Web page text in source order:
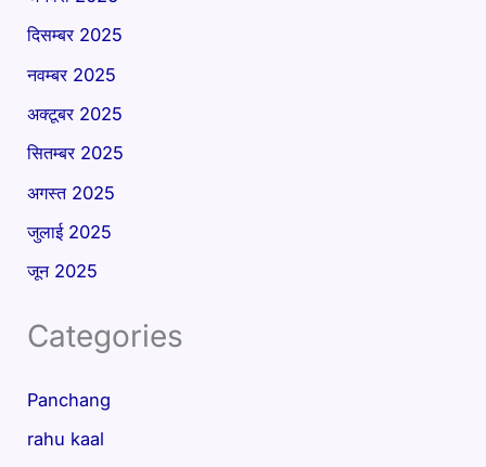
दिसम्बर 2025
नवम्बर 2025
अक्टूबर 2025
सितम्बर 2025
अगस्त 2025
जुलाई 2025
जून 2025
Categories
Panchang
rahu kaal